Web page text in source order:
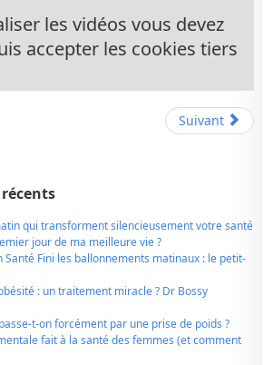
les vidéos vous devez
accepter les cookies tiers
Suivant
qui transforment silencieusement votre santé
jour de ma meilleure vie ?
Fini les ballonnements matinaux : le petit-
: un traitement miracle ? Dr Bossy
t-on forcément par une prise de poids ?
fait à la santé des femmes (et comment